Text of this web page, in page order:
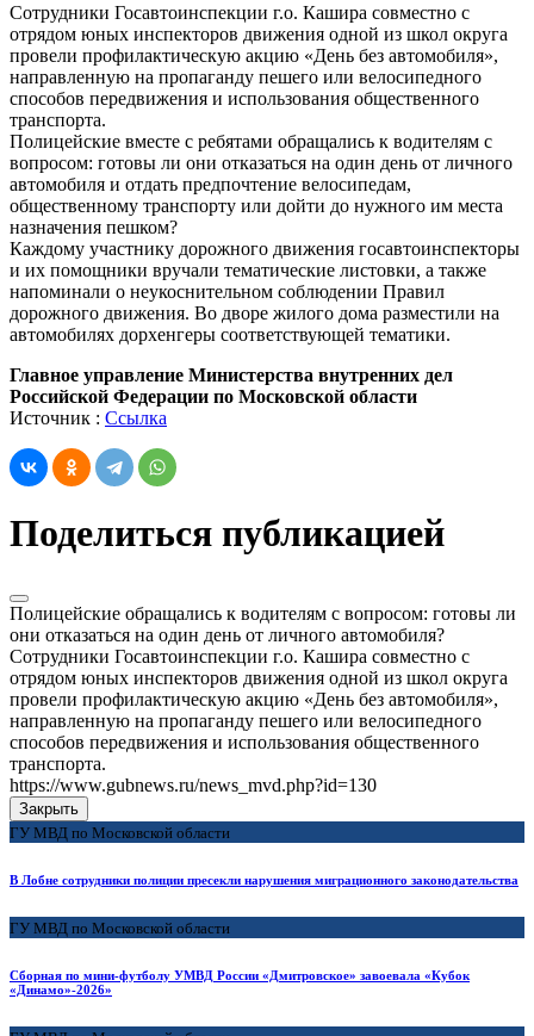
Сотрудники Госавтоинспекции г.о. Кашира совместно с
отрядом юных инспекторов движения одной из школ округа
провели профилактическую акцию «День без автомобиля»,
направленную на пропаганду пешего или велосипедного
способов передвижения и использования общественного
транспорта.
Полицейские вместе с ребятами обращались к водителям с
вопросом: готовы ли они отказаться на один день от личного
автомобиля и отдать предпочтение велосипедам,
общественному транспорту или дойти до нужного им места
назначения пешком?
Каждому участнику дорожного движения госавтоинспекторы
и их помощники вручали тематические листовки, а также
напоминали о неукоснительном соблюдении Правил
дорожного движения. Во дворе жилого дома разместили на
автомобилях дорхенгеры соответствующей тематики.
Главное управление Министерства внутренних дел
Российской Федерации по Московской области
Источник : Ссылка
Поделиться публикацией
Полицейские обращались к водителям с вопросом: готовы ли
они отказаться на один день от личного автомобиля?
Сотрудники Госавтоинспекции г.о. Кашира совместно с
отрядом юных инспекторов движения одной из школ округа
провели профилактическую акцию «День без автомобиля»,
направленную на пропаганду пешего или велосипедного
способов передвижения и использования общественного
транспорта.
https://www.gubnews.ru/news_mvd.php?id=130
Закрыть
ГУ МВД по Московской области
В Лобне сотрудники полиции пресекли нарушения миграционного законодательства
ГУ МВД по Московской области
Сборная по мини-футболу УМВД России «Дмитровское» завоевала «Кубок
«Динамо»-2026»